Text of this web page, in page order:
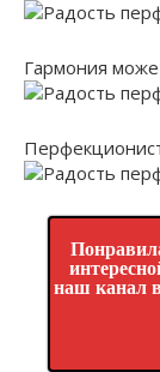
Гармония
наш канал